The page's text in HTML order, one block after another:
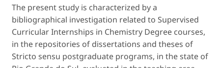
The present study is characterized by a
bibliographical investigation related to Supervised
Curricular Internships in Chemistry Degree courses,
in the repositories of dissertations and theses of
Stricto sensu postgraduate programs, in the state of